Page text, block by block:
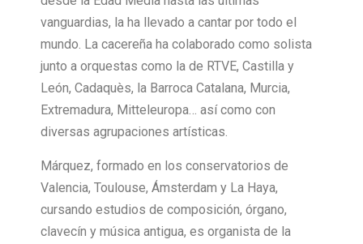
vanguardias, la ha llevado a cantar por todo el
mundo. La cacereña ha colaborado como solista
junto a orquestas como la de RTVE, Castilla y
León, Cadaquès, la Barroca Catalana, Murcia,
Extremadura, Mitteleuropa… así como con
diversas agrupaciones artísticas.
Márquez, formado en los conservatorios de
Valencia, Toulouse, Ámsterdam y La Haya,
cursando estudios de composición, órgano,
clavecín y música antigua, es organista de la